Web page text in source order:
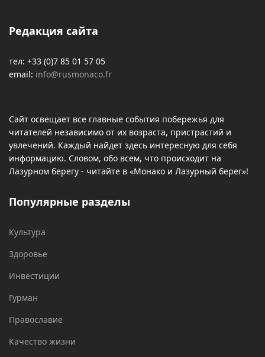
Редакция сайта
тел: +33 (0)7 85 01 57 05
email: info@rusmonaco.fr
Сайт освещает все главные события побережья для
читателей независимо от их возраста, пристрастий и
увлечений. Каждый найдет здесь интересную для себя
информацию. Словом, обо всем, что происходит на
Лазурном берегу - читайте в «Монако и Лазурный берег»!
Популярные разделы
Культура
Здоровье
Инвестиции
Гурман
Православие
Качество жизни